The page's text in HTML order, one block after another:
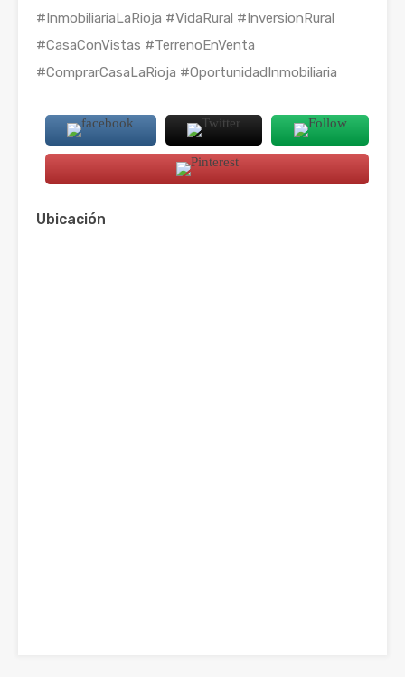
#InmobiliariaLaRioja #VidaRural #InversionRural
#CasaConVistas #TerrenoEnVenta
#ComprarCasaLaRioja #OportunidadInmobiliaria
Ubicación